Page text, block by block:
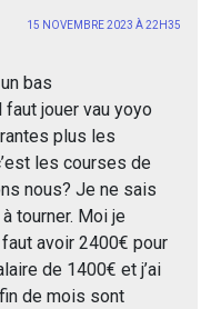
15 NOVEMBRE 2023 À 22H35
bas
jouer vau yoyo
plus les
les courses de
nous? Je ne sais
tourner. Moi je
avoir 2400€ pour
de 1400€ et j’ai
de mois sont